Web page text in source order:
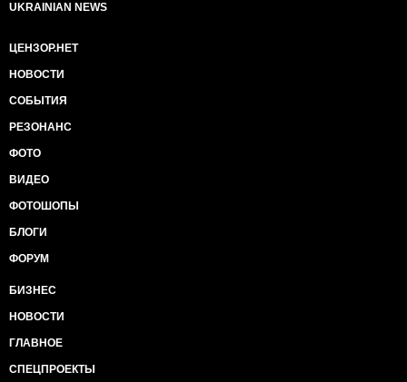
UKRAINIAN NEWS
ЦЕНЗОР.НЕТ
НОВОСТИ
СОБЫТИЯ
РЕЗОНАНС
ФОТО
ВИДЕО
ФОТОШОПЫ
БЛОГИ
ФОРУМ
БИЗНЕС
НОВОСТИ
ГЛАВНОЕ
СПЕЦПРОЕКТЫ